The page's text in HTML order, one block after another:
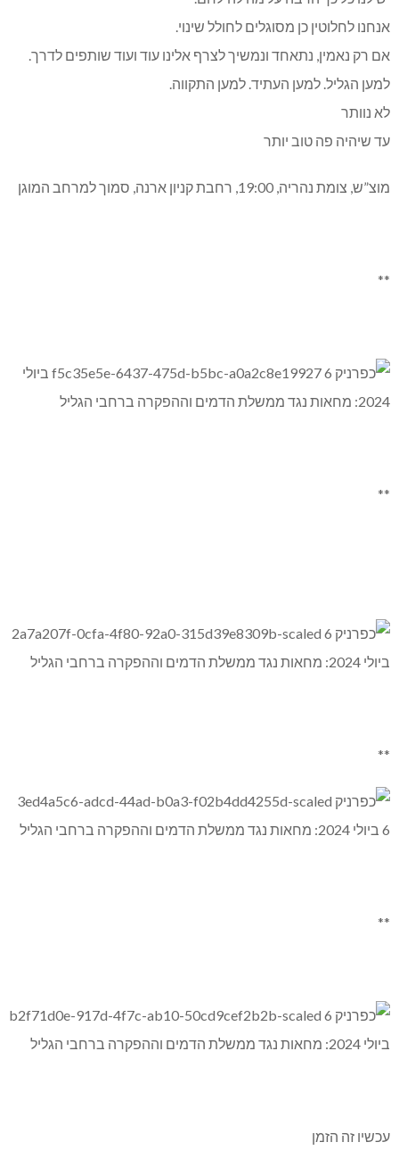
אנחנו לחלוטין כן מסוגלים לחולל שינוי.
אם רק נאמין, נתאחד ונמשיך לצרף אלינו עוד ועוד שותפים לדרך.
למען הגליל. למען העתיד. למען התקווה.
לא נוותר
עד שיהיה פה טוב יותר
מוצ”ש, צומת נהריה, 19:00, רחבת קניון ארנה, סמוך למרחב המוגן
**
**
**
**
עכשיו זה הזמן